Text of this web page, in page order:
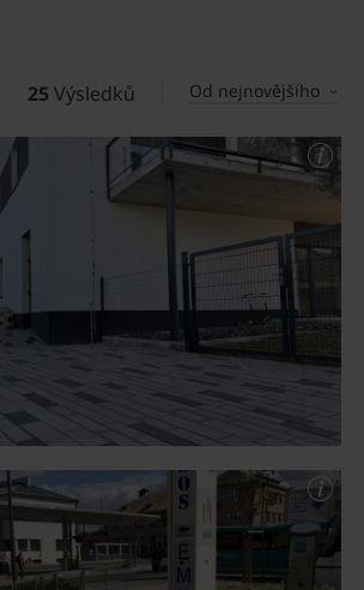
25 Výsledků Od nejnovějšího